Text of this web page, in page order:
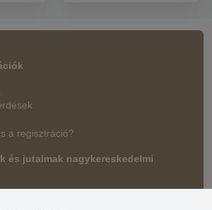
a regisztráció?
és jutalmak nagykereskedelmi